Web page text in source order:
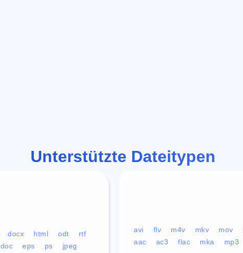
Unterstützte Dateitypen
docx html odt
rtf
doc eps ps
jpeg
avi flv m4v mkv mov
aac
ac3 flac mka mp3